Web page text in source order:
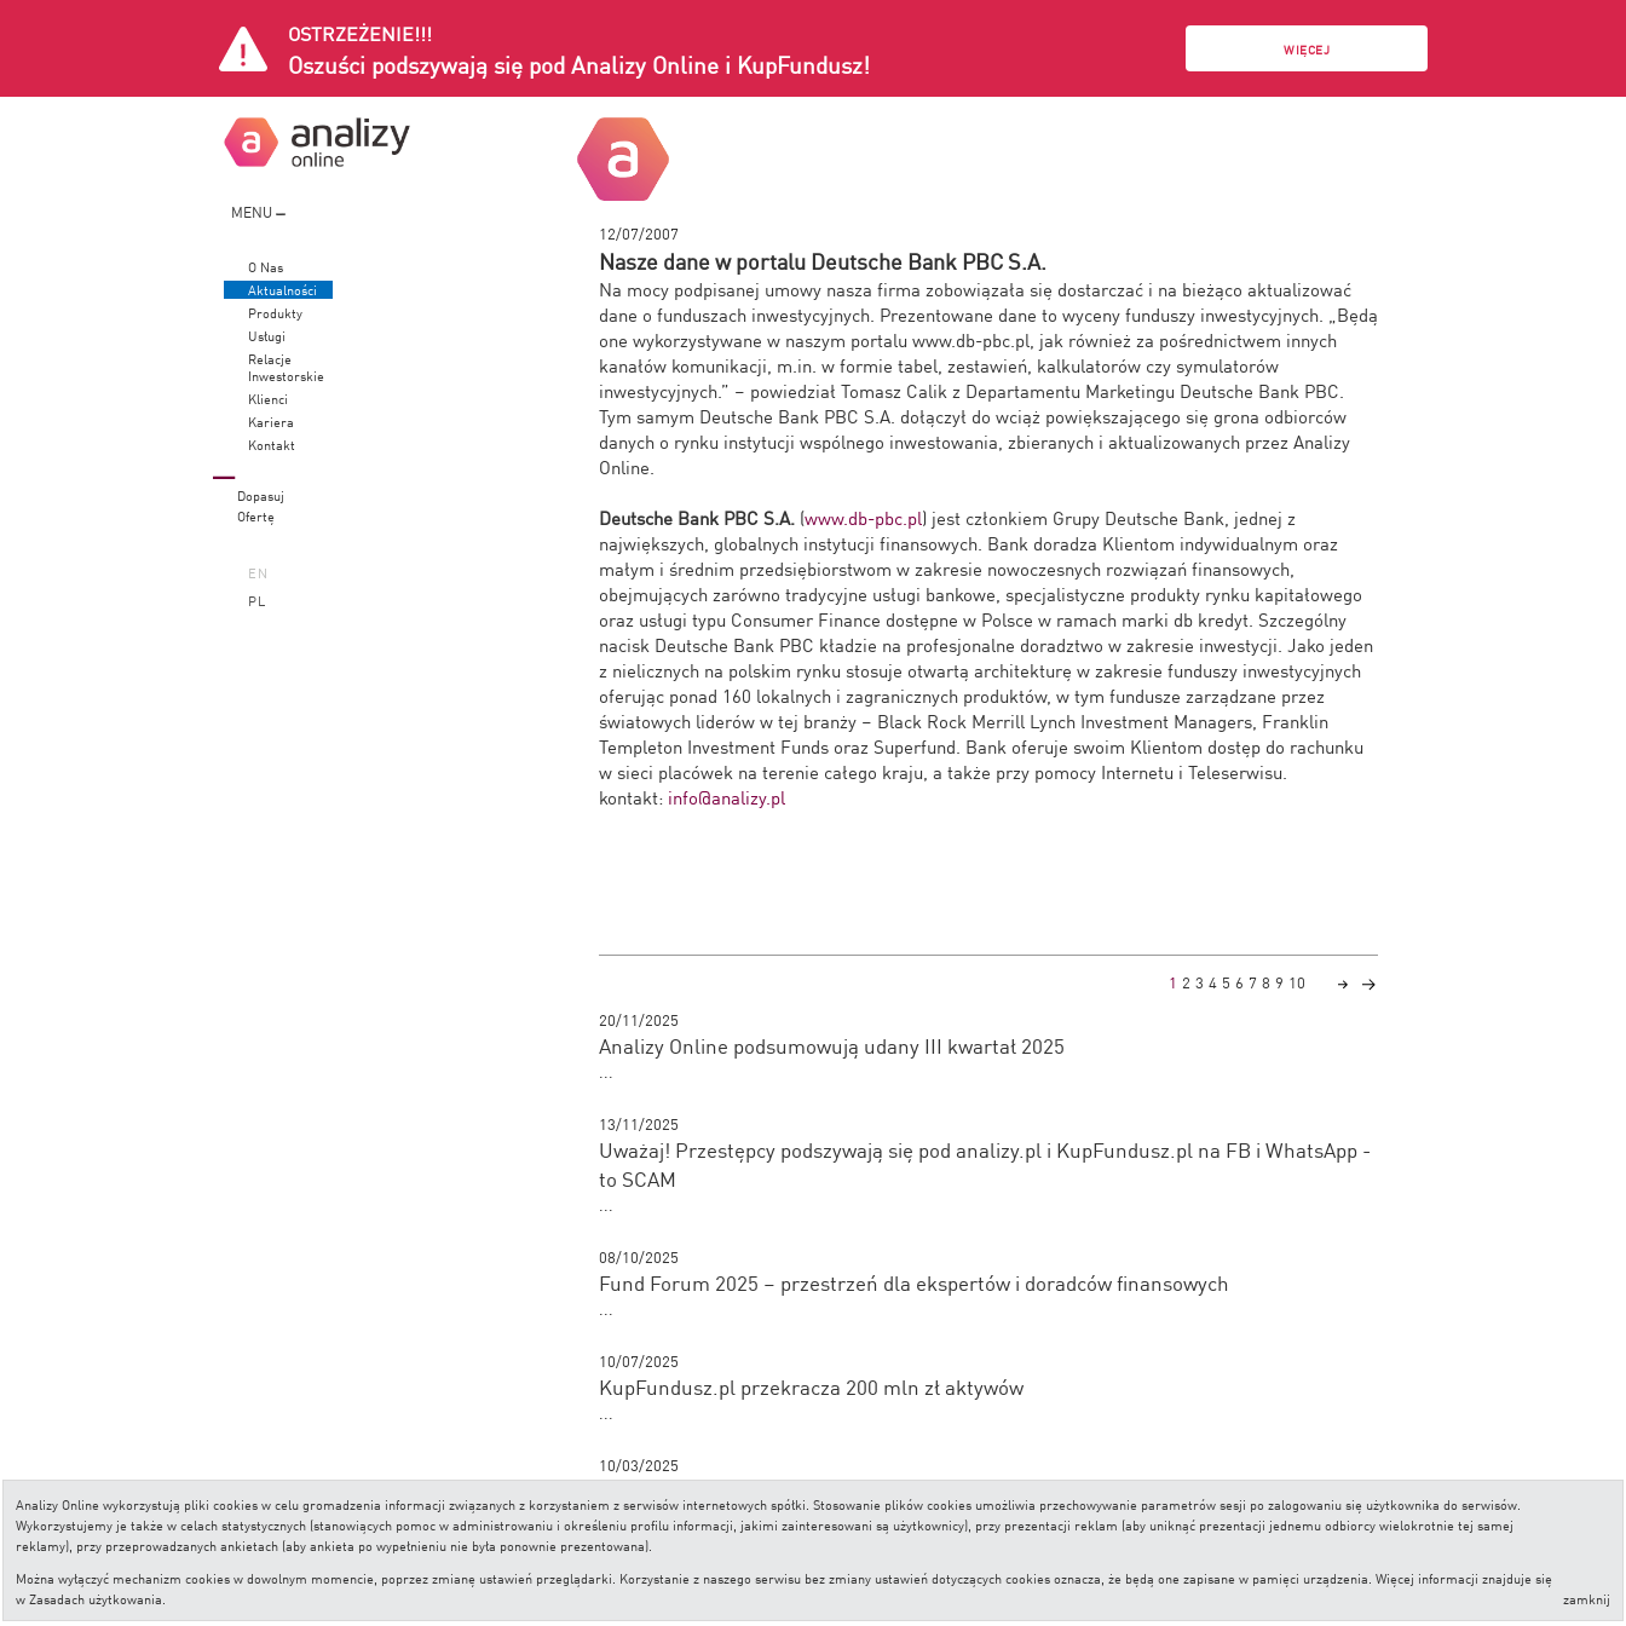
OSTRZEŻENIE!!!
Oszuści podszywają się pod Analizy Online i KupFundusz! WIĘCEJ
MENU
O Nas
Aktualności
Produkty
Usługi
Relacje
Inwestorskie
Klienci
Kariera
Kontakt
Dopasuj
Ofertę
EN
PL
12/07/2007
Nasze dane w portalu Deutsche Bank PBC S.A.
Na mocy podpisanej umowy nasza firma zobowiązała się dostarczać i na bieżąco aktualizować
dane o funduszach inwestycyjnych. Prezentowane dane to wyceny funduszy inwestycyjnych. „Będą
one wykorzystywane w naszym portalu www.db-pbc.pl, jak również za pośrednictwem innych
kanałów komunikacji, m.in. w formie tabel, zestawień, kalkulatorów czy symulatorów
inwestycyjnych.” – powiedział Tomasz Calik z Departamentu Marketingu Deutsche Bank PBC.
Tym samym Deutsche Bank PBC S.A. dołączył do wciąż powiększającego się grona odbiorców
danych o rynku instytucji wspólnego inwestowania, zbieranych i aktualizowanych przez Analizy
Online.
Deutsche Bank PBC S.A. (www.db-pbc.pl) jest członkiem Grupy Deutsche Bank, jednej z
największych, globalnych instytucji finansowych. Bank doradza Klientom indywidualnym oraz
małym i średnim przedsiębiorstwom w zakresie nowoczesnych rozwiązań finansowych,
obejmujących zarówno tradycyjne usługi bankowe, specjalistyczne produkty rynku kapitałowego
oraz usługi typu Consumer Finance dostępne w Polsce w ramach marki db kredyt. Szczególny
nacisk Deutsche Bank PBC kładzie na profesjonalne doradztwo w zakresie inwestycji. Jako jeden
z nielicznych na polskim rynku stosuje otwartą architekturę w zakresie funduszy inwestycyjnych
oferując ponad 160 lokalnych i zagranicznych produktów, w tym fundusze zarządzane przez
światowych liderów w tej branży – Black Rock Merrill Lynch Investment Managers, Franklin
Templeton Investment Funds oraz Superfund. Bank oferuje swoim Klientom dostęp do rachunku
w sieci placówek na terenie całego kraju, a także przy pomocy Internetu i Teleserwisu.
kontakt: info@analizy.pl
1 2 3 4 5 6 7 8 9 10
20/11/2025
Analizy Online podsumowują udany III kwartał 2025
...
13/11/2025
Uważaj! Przestępcy podszywają się pod analizy.pl i KupFundusz.pl na FB i WhatsApp -
to SCAM
...
08/10/2025
Fund Forum 2025 – przestrzeń dla ekspertów i doradców finansowych
...
10/07/2025
KupFundusz.pl przekracza 200 mln zł aktywów
...
10/03/2025
...
Analizy Online wykorzystują pliki cookies w celu gromadzenia informacji związanych z korzystaniem z serwisów internetowych spółki. Stosowanie plików cookies umożliwia przechowywanie parametrów sesji po zalogowaniu się użytkownika do serwisów.
Wykorzystujemy je także w celach statystycznych (stanowiących pomoc w administrowaniu i określeniu profilu informacji, jakimi zainteresowani są użytkownicy), przy prezentacji reklam (aby uniknąć prezentacji jednemu odbiorcy wielokrotnie tej samej
reklamy), przy przeprowadzanych ankietach (aby ankieta po wypełnieniu nie była ponownie prezentowana).
Można wyłączyć mechanizm cookies w dowolnym momencie, poprzez zmianę ustawień przeglądarki. Korzystanie z naszego serwisu bez zmiany ustawień dotyczących cookies oznacza, że będą one zapisane w pamięci urządzenia. Więcej informacji znajduje się
wZasadach użytkowania zamknij